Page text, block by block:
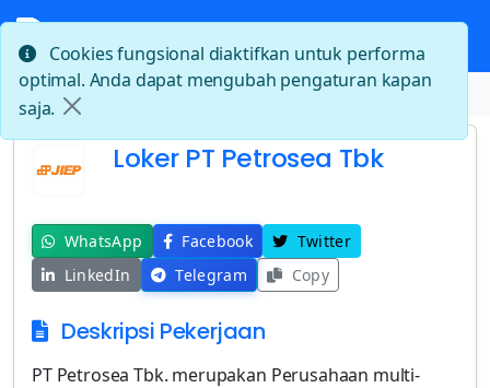
Beranda Loker PT Petrosea Tbk
Loker PT Petrosea Tbk
WhatsApp Facebook
Twitter
LinkedIn
Telegram Copy
Deskripsi Pekerjaan
PT Petrosea Tbk. merupakan Perusahaan multi-
Cookies fungsional diaktifkan untuk performa
optimal. Anda dapat mengubah pengaturan kapan
saja.